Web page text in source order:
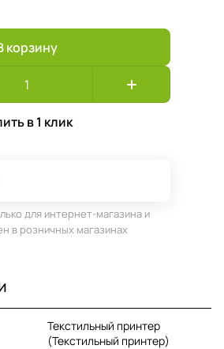
корзину
в 1 клик
для интернет-магазина и
в розничных магазинах
Текстильный принтер
(Текстильный принтер)